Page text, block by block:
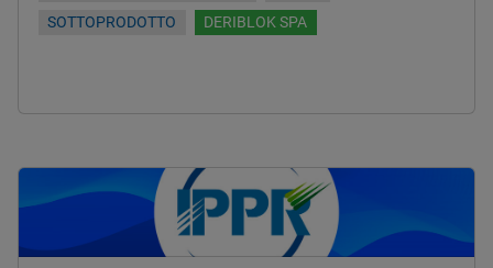
SOTTOPRODOTTO
DERIBLOK SPA